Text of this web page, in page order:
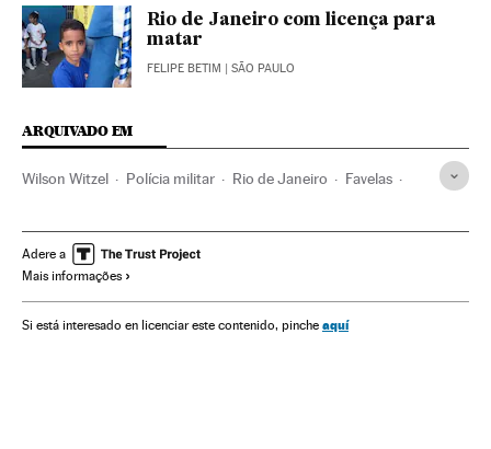
Rio de Janeiro com licença para
matar
FELIPE BETIM | SÃO PAULO
ARQUIVADO EM
Wilson Witzel Polícia militar Rio de Janeiro Favelas
Narcotraficantes Terrorismo Estado
Racismo América do Sul América Latina Defesa
Adere a
Mais informações
Si está interesado en licenciar este contenido, pinche aquí